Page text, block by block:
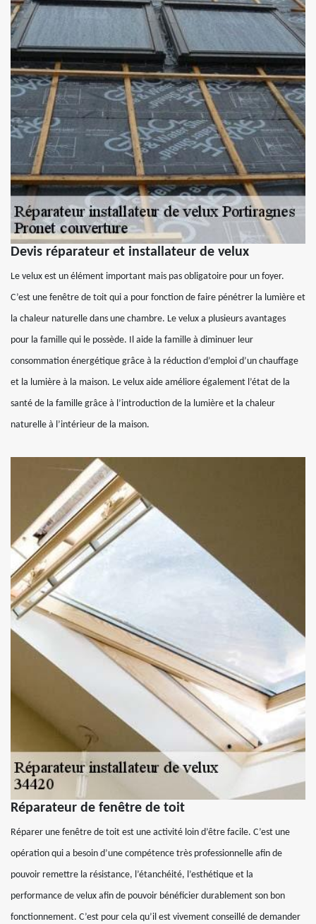
Devis réparateur et installateur de velux
Le velux est un élément important mais pas obligatoire pour un foyer.
C’est une fenêtre de toit qui a pour fonction de faire pénétrer la lumière et
la chaleur naturelle dans une chambre. Le velux a plusieurs avantages
pour la famille qui le possède. Il aide la famille à diminuer leur
consommation énergétique grâce à la réduction d’emploi d’un chauffage
et la lumière à la maison. Le velux aide améliore également l’état de la
santé de la famille grâce à l’introduction de la lumière et la chaleur
naturelle à l’intérieur de la maison.
Réparateur de fenêtre de toit
Réparer une fenêtre de toit est une activité loin d’être facile. C’est une
opération qui a besoin d’une compétence très professionnelle afin de
pouvoir remettre la résistance, l’étanchéité, l’esthétique et la
performance de velux afin de pouvoir bénéficier durablement son bon
fonctionnement. C’est pour cela qu’il est vivement conseillé de demander